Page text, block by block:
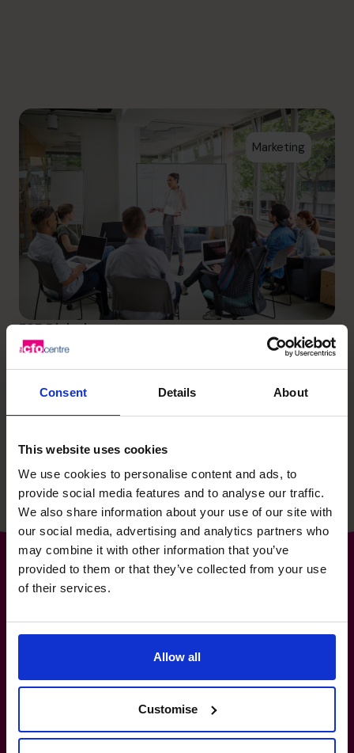
Consent Details About
This website uses cookies
We use cookies to personalise content and ads, to
provide social media features and to analyse our traffic.
We also share information about your use of our site with
our social media, advertising and analytics partners who
may combine it with other information that you’ve
provided to them or that they’ve collected from your use
of their services.
Allow all
Customise
Marketing
FSE Digital
Massimizzazione dei profitti
per rafforzare e favorire la
crescita di FSE Digital.
Leggi la storia di successo
L’azienda n.1 al mondo di
CFO fractional*
+39 0695939165
informazioni@cfocentre.com
Tutti i dati e le cifre sono aggiornati ad agosto 2025